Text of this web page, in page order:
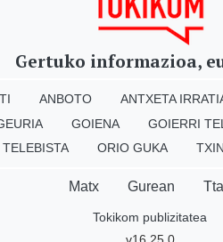
Gertuko informazioa,
ANBOTO ANTXETA
GOIENA GOIERRI
ORIO GUKA
Matx Gurean
Tokikom publizitatea